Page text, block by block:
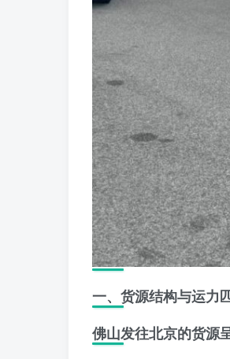
一、货源结构与运力
佛山发往北京的货源